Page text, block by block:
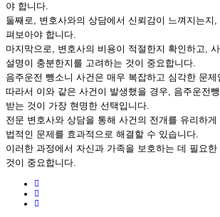
야 합니다.
둘째로, 변호사와의 상담에서 신뢰감이 느껴지는지
펴보아야 합니다.
마지막으로, 변호사의 비용이 적절한지 확인하고,
설명이 충분한지를 고려하는 것이 중요합니다.
음주운전 뺑소니 사건은 매우 복잡하고 심각한 문제
따라서 이와 같은 사건이 발생했을 경우, 음주운전
받는 것이 가장 현명한 선택입니다.
전문 변호사와 상담을 통해 사건의 전개를 유리하
법적인 문제를 효과적으로 해결할 수 있습니다.
이러한 과정에서 자신과 가족을 보호하는 데 필요
것이 중요합니다.